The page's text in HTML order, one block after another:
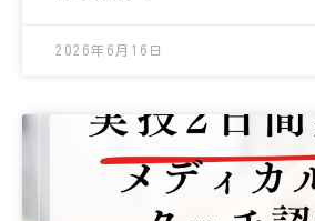
2026年6月16日